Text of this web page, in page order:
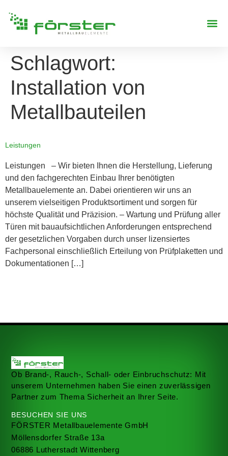
Schlagwort:
Installation von
Metallbauteilen
Leistungen
Leistungen – Wir bieten Ihnen die Herstellung, Lieferung
und den fachgerechten Einbau Ihrer benötigten
Metallbauelemente an. Dabei orientieren wir uns an
unserem vielseitigen Produktsortiment und sorgen für
höchste Qualität und Präzision. – Wartung und Prüfung aller
Türen mit bauaufsichtlichen Anforderungen entsprechend
der gesetzlichen Vorgaben durch unser lizensiertes
Fachpersonal einschließlich Erteilung von Prüfplaketten und
Dokumentationen […]
Ob Brand-, Rauch-, Schall- oder Einbruchschutz: Mit
unserem Unternehmen haben Sie einen zuverlässigen
Partner zum Thema Sicherheit an Ihrer Seite.
BESUCHEN SIE UNS
FÖRSTER Metallbauelemente GmbH
Möllensdorfer Straße 13a
06886 Lutherstadt Wittenberg